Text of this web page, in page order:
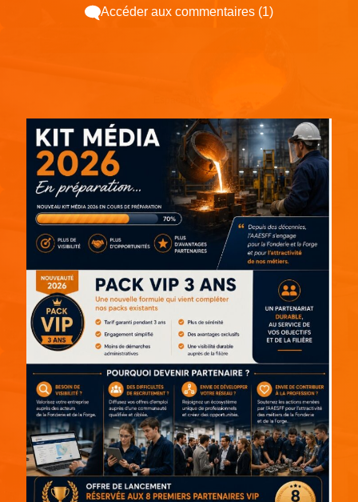
Accéder aux commentaires (1)